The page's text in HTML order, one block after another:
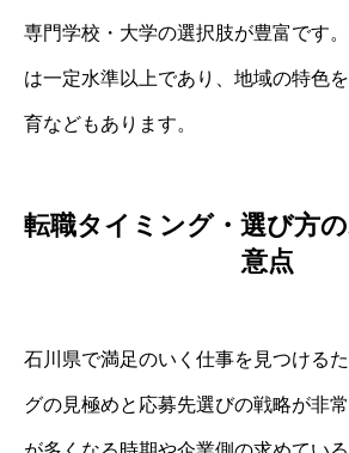
専門学校・大学の選択肢が豊富です
は一定水準以上であり、地域の特色
育などもあります。
転職タイミング・選び方
意点
石川県で満足のいく仕事を見つける
グの見極めと応募先選びの戦略が非